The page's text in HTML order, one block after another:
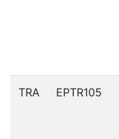
TRA EPTR105